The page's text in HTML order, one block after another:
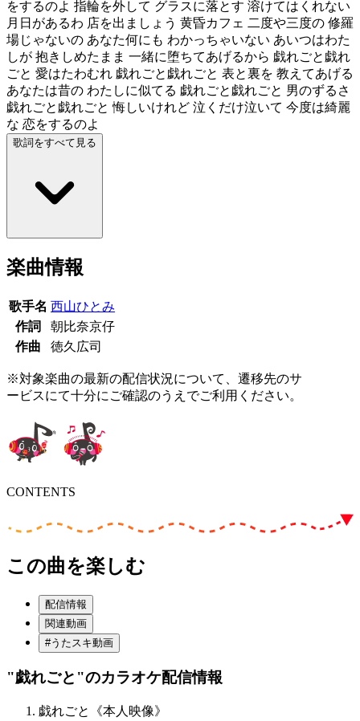
をするのよ 指輪を外して グラスに落とす 溶けてはくれない
月日があるわ 店を出ましょう 黄昏カフェ 二度や三度の 修羅
場じゃないの あなた何にも わかっちゃいない あいつはわた
しが 抱きしめたまま 一緒に堕ちてあげるから 戯れごと戯れ
ごと 愛はたわむれ 戯れごと戯れごと 表と裏を 教えてあげる
あなたは昔の わたしに似てる 戯れごと戯れごと 男のずるさ
戯れごと戯れごと 悔しいけれど 泣くだけ泣いて 今度は綺麗
な 恋をするのよ
歌詞をすべて見る
楽曲情報
歌手名 西山ひとみ
作詞
朝比奈京仔
作曲
徳久広司
※対象楽曲の最新の配信状況について、遷移先のサ
ービスにて十分にご確認のうえでご利用ください。
CONTENTS
この曲を楽しむ
配信情報
関連動画
#うたスキ動画
"戯れごと"のカラオケ配信情報
戯れごと《本人映像》